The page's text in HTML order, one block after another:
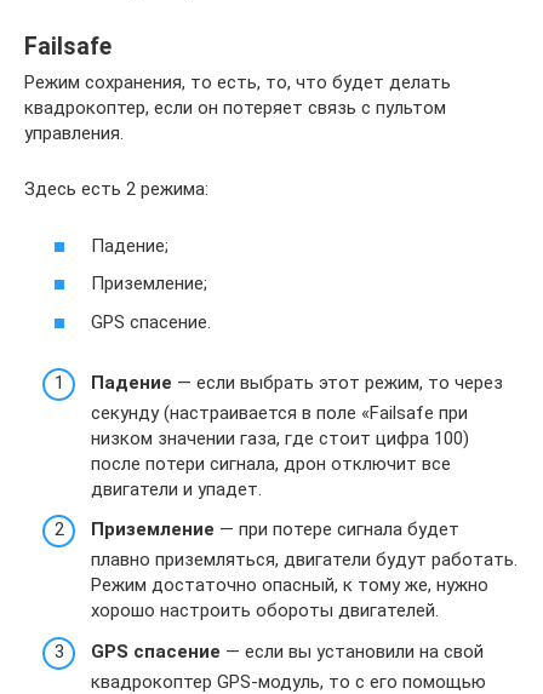
Failsafe
Режим сохранения, то есть, то, что будет делать
квадрокоптер, если он потеряет связь с пультом
управления.
Здесь есть 2 режима:
Падение;
Приземление;
GPS спасение.
Падение — если выбрать этот режим, то через
секунду (настраивается в поле «Failsafe при
низком значении газа, где стоит цифра 100)
после потери сигнала, дрон отключит все
двигатели и упадет.
Приземление — при потере сигнала будет
плавно приземляться, двигатели будут работать.
Режим достаточно опасный, к тому же, нужно
хорошо настроить обороты двигателей.
GPS спасение — если вы установили на свой
квадрокоптер GPS-модуль, то с его помощью